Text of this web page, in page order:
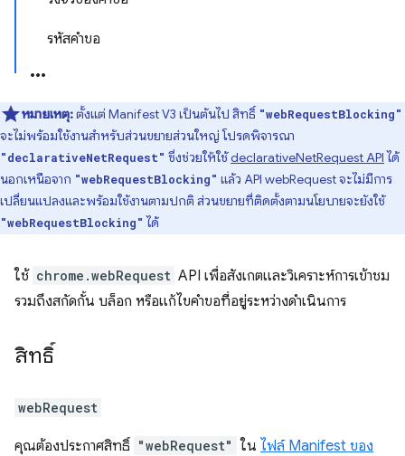
รหัสคำขอ
หมายเหตุ:ตั้งแต่ Manifest V3 เป็นต้นไป สิทธิ์ "webRequestBlocking"
จะไม่พร้อมใช้งานสำหรับส่วนขยายส่วนใหญ่ โปรดพิจารณา
"declarativeNetRequest" ซึ่งช่วยให้ใช้declarativeNetRequest API ได้
นอกเหนือจาก "webRequestBlocking" แล้ว API webRequest จะไม่มีการ
เปลี่ยนแปลงและพร้อมใช้งานตามปกติ ส่วนขยายที่ติดตั้งตามนโยบายจะยังใช้
"webRequestBlocking" ได้
ใช้ chrome.webRequest API เพื่อสังเกตและวิเคราะห์การเข้าชม
รวมถึงสกัดกั้น บล็อก หรือแก้ไขคำขอที่อยู่ระหว่างดำเนินการ
สิทธิ์
webRequest
คุณต้องประกาศสิทธิ์ "webRequest" ใน ไฟล์ Manifest ของ